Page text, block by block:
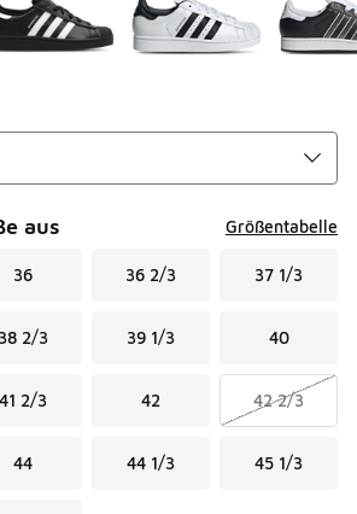
aus Größentabelle
36 36 2/3 37 1/3
38 2/3 39 1/3 40
41 2/3 42 42 2/3
44 44 1/3 45 1/3